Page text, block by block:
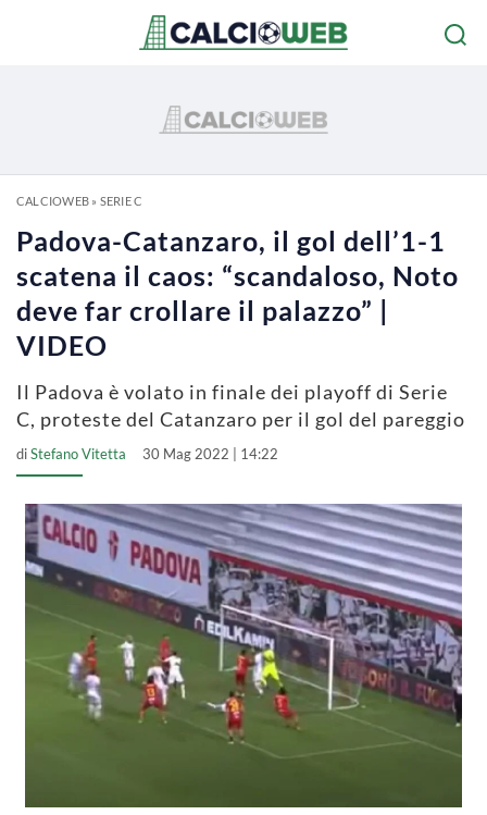
CALCIOWEB» SERIE C
Padova-Catanzaro, il gol dell’1-1
scatena il caos: “scandaloso, Noto
deve far crollare il palazzo” |
VIDEO
Il Padova è volato in finale dei playoff di Serie
C, proteste del Catanzaro per il gol del pareggio
diStefano Vitetta 30 Mag 2022 | 14:22